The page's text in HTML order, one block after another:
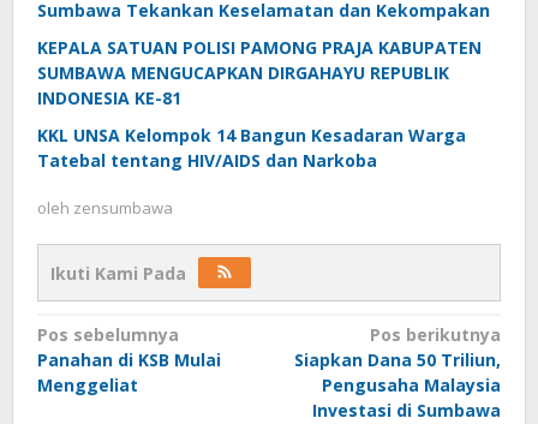
Sumbawa Tekankan Keselamatan dan Kekompakan
KEPALA SATUAN POLISI PAMONG PRAJA KABUPATEN
SUMBAWA MENGUCAPKAN DIRGAHAYU REPUBLIK
INDONESIA KE-81
KKL UNSA Kelompok 14 Bangun Kesadaran Warga
Tatebal tentang HIV/AIDS dan Narkoba
oleh zensumbawa
Ikuti Kami Pada
Navigasi
pos
Pos sebelumnya
Panahan di KSB Mulai
Menggeliat
Pos berikutnya
Siapkan Dana 50 Triliun,
Pengusaha Malaysia
Investasi di Sumbawa